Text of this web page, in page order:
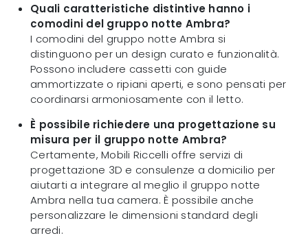
Quali caratteristiche distintive hanno i
comodini del gruppo notte Ambra?
I comodini del gruppo notte Ambra si
distinguono per un design curato e funzionalità.
Possono includere cassetti con guide
ammortizzate o ripiani aperti, e sono pensati per
coordinarsi armoniosamente con il letto.
È possibile richiedere una progettazione su
misura per il gruppo notte Ambra?
Certamente, Mobili Riccelli offre servizi di
progettazione 3D e consulenze a domicilio per
aiutarti a integrare al meglio il gruppo notte
Ambra nella tua camera. È possibile anche
personalizzare le dimensioni standard degli
arredi.